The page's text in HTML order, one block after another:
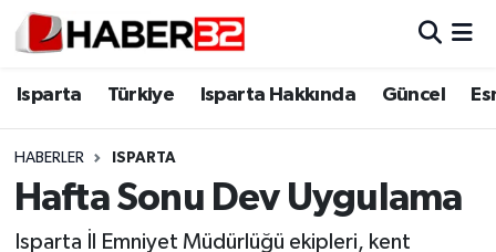
Isparta Türkiye Isparta Hakkında Güncel
HABERLER ISPARTA
Hafta Sonu Dev Uygulama
Isparta İl Emniyet Müdürlüğü ekipleri, kent
Isparta
Esnaf Diyor ki;
Isparta Nöbetçi Eczaneler
Isparta Trafik Yoğunluk Haritası